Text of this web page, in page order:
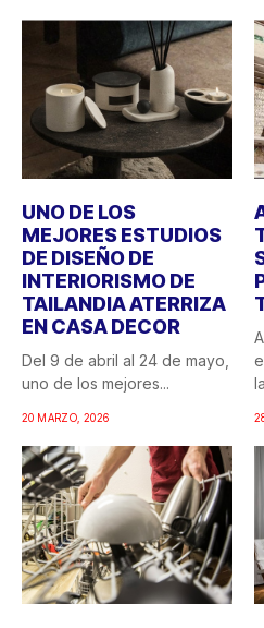
UNO DE LOS
MEJORES ESTUDIOS
DE DISEÑO DE
INTERIORISMO DE
TAILANDIA ATERRIZA
EN CASA DECOR
Del 9 de abril al 24 de mayo,
uno de los mejores...
20 MARZO, 2026